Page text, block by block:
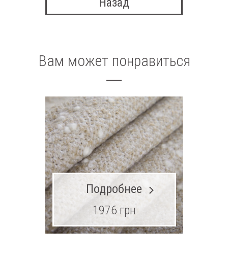
Вам может понравиться
Подробнее
1976 грн